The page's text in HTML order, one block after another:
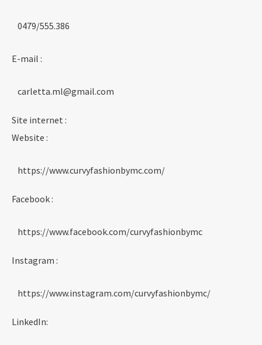
0479/555.386
E-mail :
carletta.ml@gmail.com
Site internet :
Website :
https://www.curvyfashionbymc.com/
Facebook :
https://www.facebook.com/curvyfashionbymc
Instagram :
https://www.instagram.com/curvyfashionbymc/
LinkedIn: